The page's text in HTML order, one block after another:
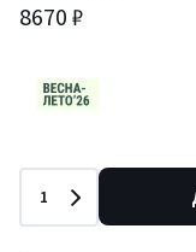
8670 ₽
Количество
1